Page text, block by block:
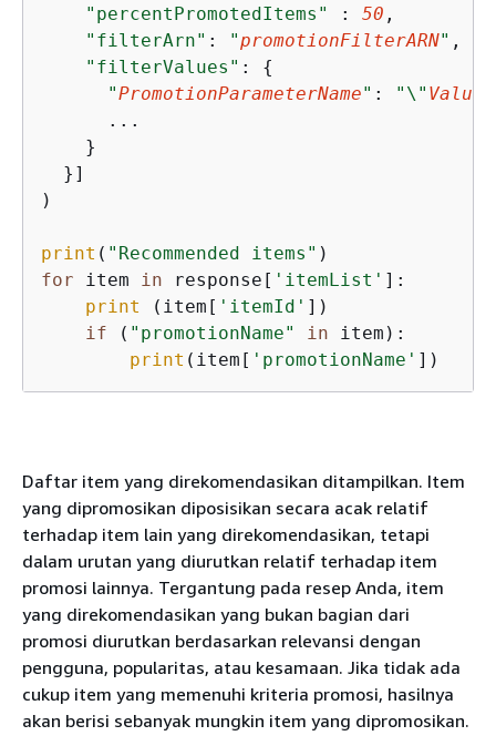
"percentPromotedItems" : 50 ,
"filterArn" : "promotionFilterARN" ,
"filterValues" : {
"PromotionParameterName" : "\" Value1
      ...
    }
  }]
)
print ( "Recommended items"
for item in response[ 'itemList' ]:
print
(item[ 'itemId' ])
if ( "promotionName" in item):
print (item[ 'promotionName' ])
Daftar item yang direkomendasikan ditampilkan. Item
yang dipromosikan diposisikan secara acak relatif
terhadap item lain yang direkomendasikan, tetapi
dalam urutan yang diurutkan relatif terhadap item
promosi lainnya. Tergantung pada resep Anda, item
yang direkomendasikan yang bukan bagian dari
promosi diurutkan berdasarkan relevansi dengan
pengguna, popularitas, atau kesamaan. Jika tidak ada
cukup item yang memenuhi kriteria promosi, hasilnya
akan berisi sebanyak mungkin item yang dipromosikan.